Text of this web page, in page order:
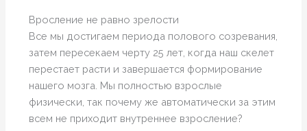
Вросление не равно зрелости
Все мы достигаем периода полового созревания,
затем пересекаем черту 25 лет, когда наш скелет
перестает расти и завершается формирование
нашего мозга. Мы полностью взрослые
физически, так почему же автоматически за этим
всем не приходит внутреннее взросление?